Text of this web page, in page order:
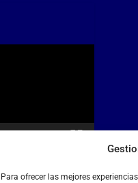
Para ofrecer las mejores